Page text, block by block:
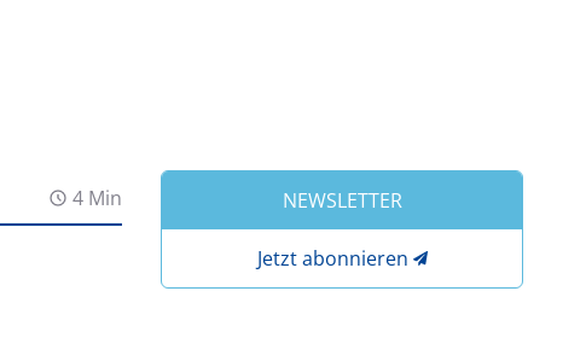
4 Min NEWSLETTER
Jetzt abonnieren